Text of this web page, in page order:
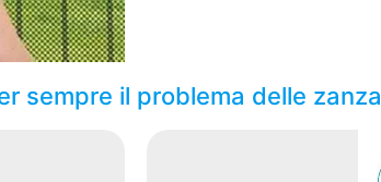
sempre il problema delle